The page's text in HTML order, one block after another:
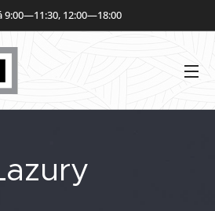
9:00—11:30, 12:00—18:00